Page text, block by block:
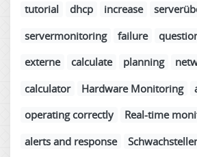
tutorial
dhcp increase
servermonitoring
failure
externe
calculate planning
calculator
Hardware Monitoring
operating correctly
Real-time
alerts and response